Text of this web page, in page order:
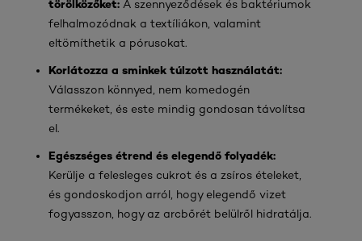
törölközőket: A szennyeződések és baktériumok
felhalmozódnak a textíliákon, valamint
eltömíthetik a pórusokat.
Korlátozza a sminkek túlzott használatát:
Válasszon könnyed, nem komedogén
termékeket, és este mindig gondosan távolítsa
el.
Egészséges étrend és elegendő folyadék:
Kerülje a felesleges cukrot és a zsíros ételeket,
és gondoskodjon arról, hogy elegendő vizet
fogyasszon, hogy az arcbőrét belülről hidratálja.